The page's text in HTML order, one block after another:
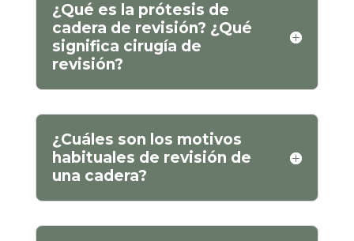
¿Qué es la prótesis de
cadera de revisión? ¿Qué
significa cirugía de
revisión?
¿Cuáles son los motivos
habituales de revisión de
una cadera?